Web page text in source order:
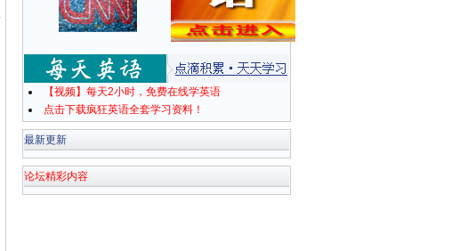
【视频】每天2小时，免费在线学英语
点击下载疯狂英语全套学习资料！
最新更新
论坛精彩内容